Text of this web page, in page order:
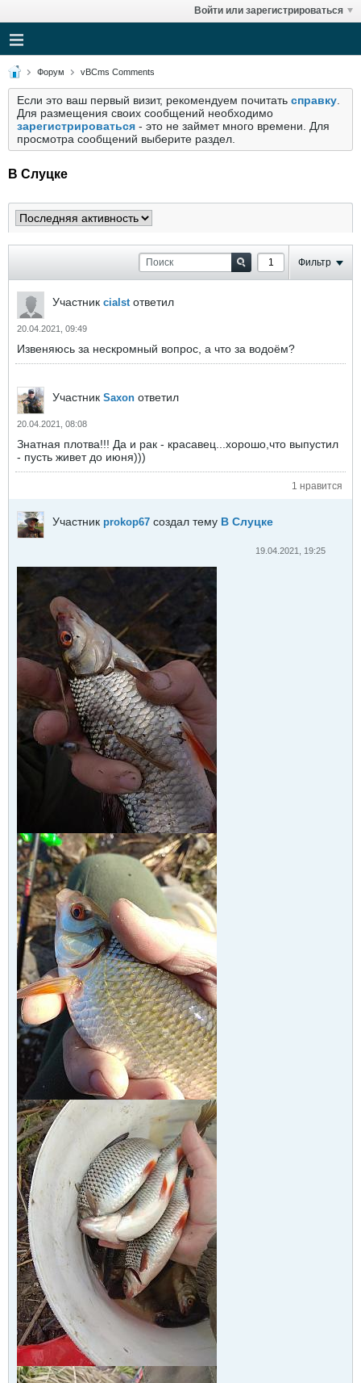
Войти или зарегистрироваться
Форум vBCms Comments
Если это ваш первый визит, рекомендуем почитать справку
Для размещения своих сообщений необходимо
зарегистрироваться - это не займет много времени. Для
просмотра сообщений выберите раздел.
В Слуцке
Фильтр
Участник cialst ответил
20.04.2021, 09:49
Извеняюсь за нескромный вопрос, а что за водоём?
Участник Saxon ответил
20.04.2021, 08:08
Знатная плотва!!! Да и рак - красавец...хорошо,что выпустил
- пусть живет до июня)))
1 нравится
Участник prokop67 создал тему В Слуцке
19.04.2021, 19:25